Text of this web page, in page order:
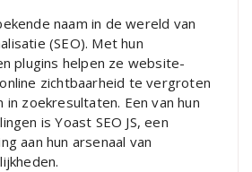
naam in de wereld van
(SEO). Met hun
plugins helpen ze website-
zichtbaarheid te vergroten
zoekresultaten. Een van hun
is Yoast SEO JS, een
aan hun arsenaal van